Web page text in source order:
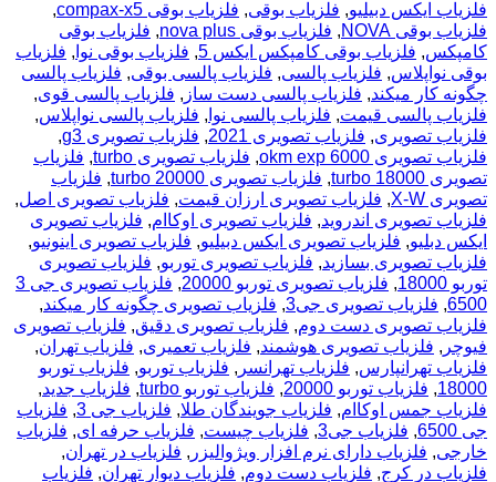
فلزیاب ایکس دبیلیو, فلزیاب بوقی, فلزیاب بوقی compax-x5
,
فلزیاب بوقی NOVA
, فلزیاب بوقی nova plus , فلزیاب بوقی
کامپکس, فلزیاب بوقی کامپکس ایکس 5 , فلزیاب بوقی نوا , فلزیاب
بوقی نواپلاس, فلزیاب پالسی, فلزیاب پالسی بوقی, فلزیاب پالسی
چگونه کار میکند, فلزیاب پالسی دست ساز , فلزیاب پالسی قوی,
فلزیاب پالسی قیمت, فلزیاب پالسی نوا , فلزیاب پالسی نواپلاس,
فلزیاب تصویری, فلزیاب تصویری 2021 , فلزیاب تصویری g3
,
فلزیاب تصویری okm exp 6000
, فلزیاب تصویری turbo , فلزیاب
تصویری turbo 18000
, فلزیاب تصویری turbo 20000 , فلزیاب
تصویری X-W
, فلزیاب تصویری ارزان قیمت, فلزیاب تصویری اصل,
فلزیاب تصویری اندروید, فلزیاب تصویری اوکاام, فلزیاب تصویری
ایکس دبلیو, فلزیاب تصویری ایکس دبیلیو, فلزیاب تصویری اینونیو,
فلزیاب تصویری بسازید, فلزیاب تصویری توربو, فلزیاب تصویری
توربو 18000
, فلزیاب تصویری توربو 20000 ,
فلزیاب تصویری جی 3
6500
, فلزیاب تصویری جی3 , فلزیاب تصویری چگونه کار میکند,
فلزیاب تصویری دست دوم, فلزیاب تصویری دقیق, فلزیاب تصویری
فیوچر , فلزیاب تصویری هوشمند, فلزیاب تعمیری, فلزیاب تهران,
فلزیاب تهرانپارس, فلزیاب تهرانسر , فلزیاب توربو, فلزیاب توربو
18000
, فلزیاب توربو 20000 , فلزیاب توربو turbo , فلزیاب جدید,
فلزیاب جمس اوکاام, فلزیاب جویندگان طلا, فلزیاب جی 3 , فلزیاب
جی 6500
, فلزیاب جی3 , فلزیاب چیست, فلزیاب حرفه ای, فلزیاب
خارجی, فلزیاب دارای نرم افزار ویژوالیزر , فلزیاب در تهران,
فلزیاب در کرج, فلزیاب دست دوم, فلزیاب دیوار تهران, فلزیاب